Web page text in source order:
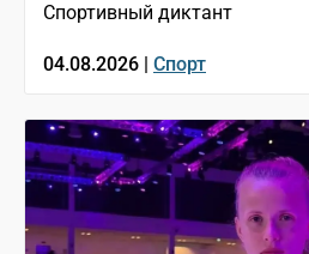
Спортивный диктант
04.08.2026 | Спорт